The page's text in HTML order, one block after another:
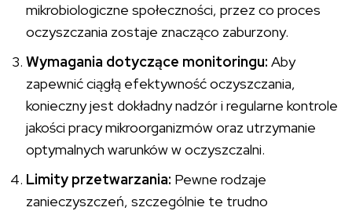
mikrobiologiczne społeczności, przez co proces
oczyszczania zostaje znacząco zaburzony.
Wymagania dotyczące monitoringu: Aby
zapewnić ciągłą efektywność oczyszczania,
konieczny jest dokładny nadzór i regularne kontrole
jakości pracy mikroorganizmów oraz utrzymanie
optymalnych warunków w oczyszczalni.
Limity przetwarzania: Pewne rodzaje
zanieczyszczeń, szczególnie te trudno